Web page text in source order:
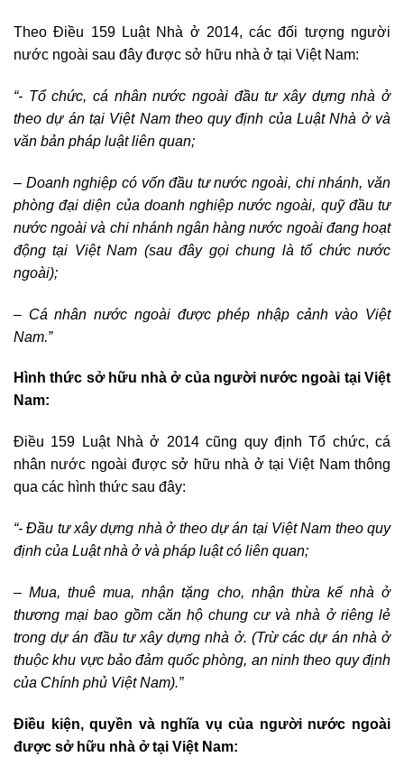
Theo Điều 159 Luật Nhà ở 2014, các đối tượng người
nước ngoài sau đây được sở hữu nhà ở tại Việt Nam:
“- Tổ chức, cá nhân nước ngoài đầu tư xây dựng nhà ở
theo dự án tại Việt Nam theo quy định của Luật Nhà ở và
văn bản pháp luật liên quan;
– Doanh nghiệp có vốn đầu tư nước ngoài, chi nhánh, văn
phòng đại diện của doanh nghiệp nước ngoài, quỹ đầu tư
nước ngoài và chi nhánh ngân hàng nước ngoài đang hoạt
động tại Việt Nam (sau đây gọi chung là tổ chức nước
ngoài);
– Cá nhân nước ngoài được phép nhập cảnh vào Việt
Nam.”
Hình thức sở hữu nhà ở của người nước ngoài tại Việt
Nam:
Điều 159 Luật Nhà ở 2014 cũng quy định Tổ chức, cá
nhân nước ngoài được sở hữu nhà ở tại Việt Nam thông
qua các hình thức sau đây:
“- Đầu tư xây dựng nhà ở theo dự án tại Việt Nam theo quy
định của Luật nhà ở và pháp luật có liên quan;
– Mua, thuê mua, nhận tặng cho, nhận thừa kế nhà ở
thương mại bao gồm căn hộ chung cư và nhà ở riêng lẻ
trong dự án đầu tư xây dựng nhà ở. (Trừ các dự án nhà ở
thuộc khu vực bảo đảm quốc phòng, an ninh theo quy định
của Chính phủ Việt Nam).”
Điều kiện, quyền và nghĩa vụ của người nước ngoài
được sở hữu nhà ở tại Việt Nam: